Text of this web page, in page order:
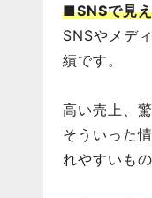
■SNSで見
SNSやメデ
績です。
高い売上、
そういった
れやすいもの